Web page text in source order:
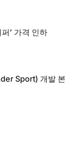
’ 가격 인하
Sport) 개발 본